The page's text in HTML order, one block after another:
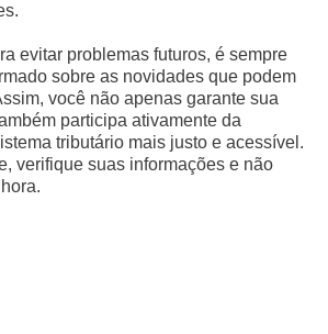
evitar problemas futuros, é sempre
sobre as novidades que podem
você não apenas garante sua
participa ativamente da
tributário mais justo e acessível.
verifique suas informações e não